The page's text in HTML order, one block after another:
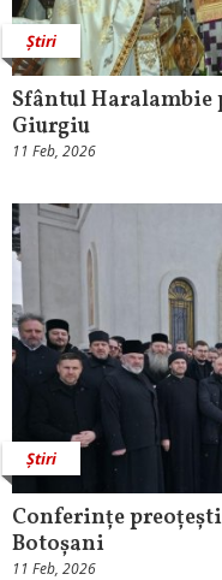
Știri
Sfântul
Giurgiu
11 Feb, 2026
Știri
Conferințe
Botoșani
11 Feb, 2026